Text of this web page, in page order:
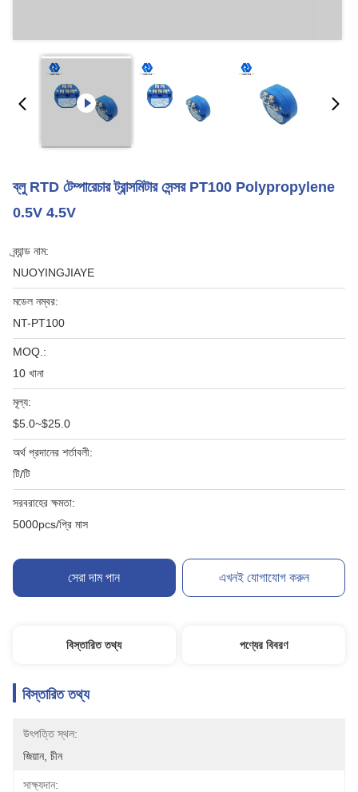
ব্লু RTD টেম্পারেচার ট্রান্সমিটার সেন্সর PT100 Polypropylene
0.5V 4.5V
ব্র্যান্ড নাম:
NUOYINGJIAYE
মডেল নম্বর:
NT-PT100
MOQ.:
10 খানা
মূল্য:
$5.0~$25.0
অর্থ প্রদানের শর্তাবলী:
টি/টি
সরবরাহের ক্ষমতা:
5000pcs/প্রি মাস
সেরা দাম পান এখনই যোগাযোগ করুন
বিস্তারিত তথ্য পণ্যের বিবরণ
বিস্তারিত তথ্য
উৎপত্তি স্থল:
জিয়ান, চীন
সাক্ষ্যদান: